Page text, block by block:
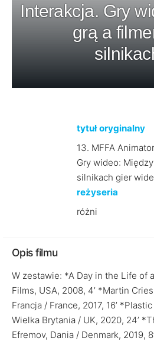
Interakcja. Gry
grą a
tytuł oryginalny
13. MFFA
Gry wideo:
silnikach gier
reżyseria
różni
Opis filmu
W zestawie: *A Day in the Life of
Films, USA, 2008, 4’ *Martin
Francja / France, 2017, 16’
Wielka Brytania / UK, 2020, 24’
Efremov, Dania / Denmark, 2019,